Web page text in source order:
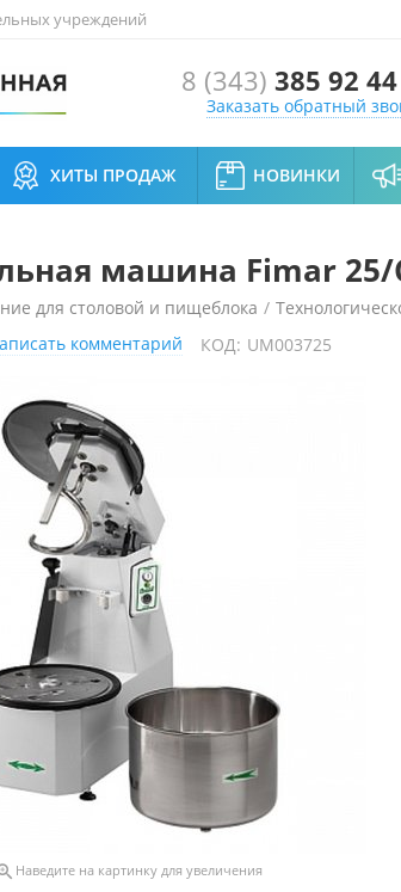
учреждений
8 (343) 385 92 44
Заказать обратный
ХИТЫ ПРОДАЖ НОВИНКИ
машина Fimar 25/
для столовой и пищеблока /
Fimar 25/CN 380v
комментарий КОД: UM003725
Наведите на картинку для увеличения